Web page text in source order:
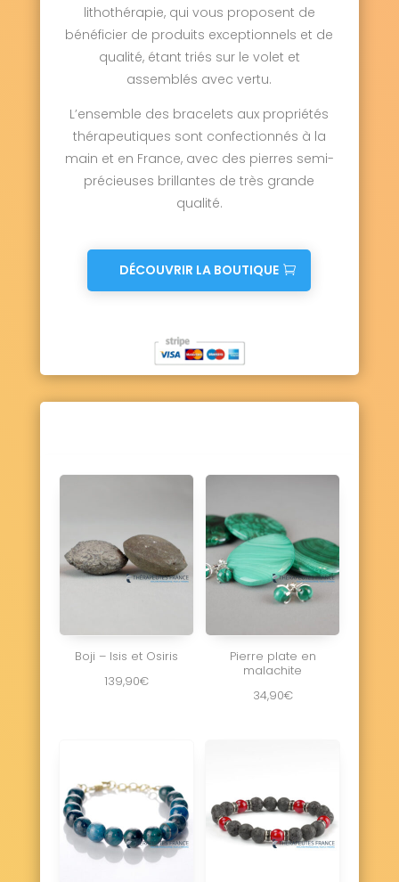
lithothérapie, qui vous proposent de
bénéficier de produits exceptionnels et de
qualité, étant triés sur le volet et
assemblés avec vertu.
L’ensemble des bracelets aux propriétés
thérapeutiques sont confectionnés à la
main et en France, avec des pierres semi-
précieuses brillantes de très grande
qualité.
DÉCOUVRIR LA BOUTIQUE
Boji – Isis et Osiris
139,90€
Pierre plate en
malachite
34,90€